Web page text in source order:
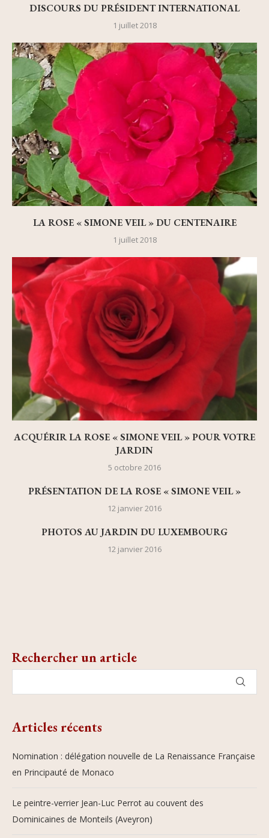
DISCOURS DU PRÉSIDENT INTERNATIONAL
1 juillet 2018
LA ROSE « SIMONE VEIL » DU CENTENAIRE
1 juillet 2018
ACQUÉRIR LA ROSE « SIMONE VEIL » POUR VOTRE
JARDIN
5 octobre 2016
PRÉSENTATION DE LA ROSE « SIMONE VEIL »
12 janvier 2016
PHOTOS AU JARDIN DU LUXEMBOURG
12 janvier 2016
Rechercher un article
Articles récents
Nomination : délégation nouvelle de La Renaissance Française
en Principauté de Monaco
Le peintre-verrier Jean-Luc Perrot au couvent des
Dominicaines de Monteils (Aveyron)